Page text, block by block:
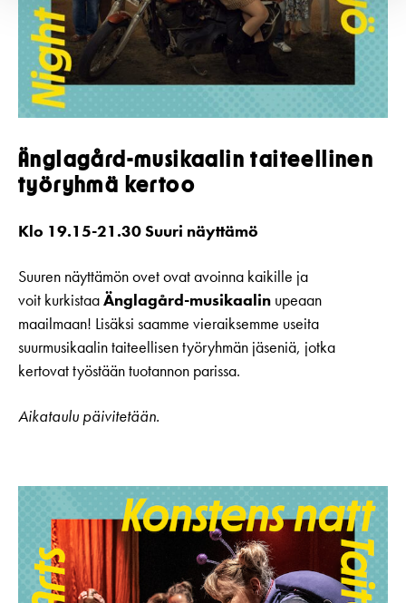
Änglagård-musikaalin taiteellinen
työryhmä kertoo
Klo 19.15-21.30 Suuri näyttämö
Suuren näyttämön ovet ovat avoinna kaikille ja
voit kurkistaaÄnglagård-musikaalin upeaan
maailmaan! Lisäksi saamme vieraiksemme useita
suurmusikaalin taiteellisen työryhmän jäseniä, jotka
kertovat työstään tuotannon parissa.
Aikataulu päivitetään.